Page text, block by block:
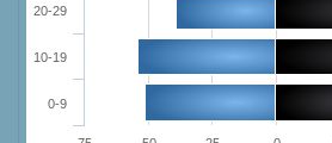
0-9
10-19
20-29